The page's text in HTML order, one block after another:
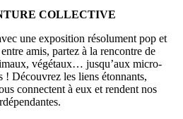
COLLECTIVE
une exposition résolument pop et
amis, partez à la rencontre de
végétaux… jusqu’aux micro-
! Découvrez les liens étonnants,
connectent à eux et rendent nos